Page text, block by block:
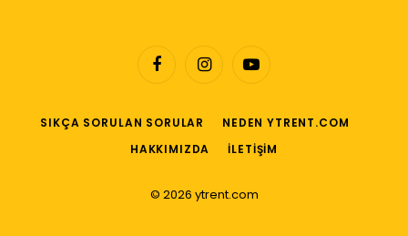
FacebookInstagramYouTube
SIKÇA SORULAN SORULAR
NEDEN YTRENT.COM
HAKKIMIZDA
İLETIŞIM
© 2026 ytrent.com